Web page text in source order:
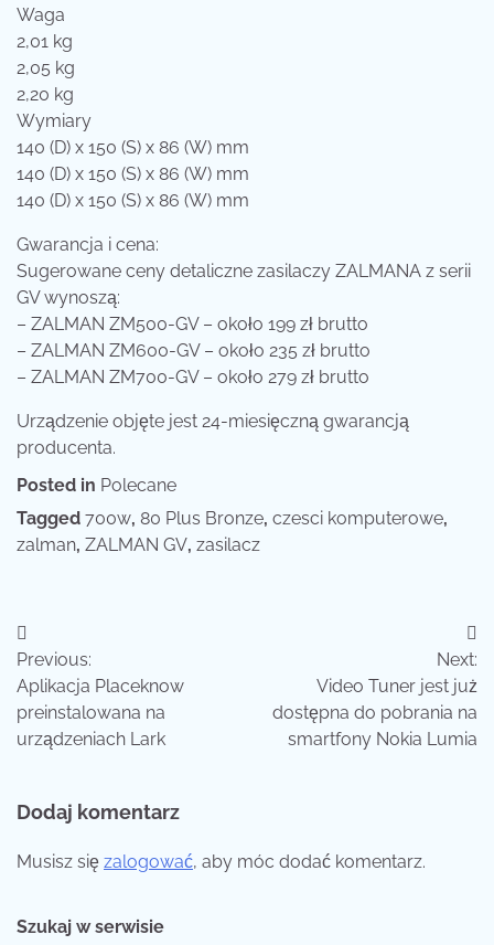
Waga
2,01 kg
2,05 kg
2,20 kg
Wymiary
140 (D) x 150 (S) x 86 (W) mm
140 (D) x 150 (S) x 86 (W) mm
140 (D) x 150 (S) x 86 (W) mm
Gwarancja i cena:
Sugerowane ceny detaliczne zasilaczy ZALMANA z serii
GV wynoszą:
– ZALMAN ZM500-GV – około 199 zł brutto
– ZALMAN ZM600-GV – około 235 zł brutto
– ZALMAN ZM700-GV – około 279 zł brutto
Urządzenie objęte jest 24-miesięczną gwarancją
producenta.
Posted in Polecane
Tagged 700w, 80 Plus Bronze, czesci komputerowe,
zalman, ZALMAN GV, zasilacz
Nawigacja
wpisu
Previous:
Aplikacja Placeknow
preinstalowana na
urządzeniach Lark
Next:
Video Tuner jest już
dostępna do pobrania na
smartfony Nokia Lumia
Dodaj komentarz
Musisz się zalogować, aby móc dodać komentarz.
Szukaj w serwisie